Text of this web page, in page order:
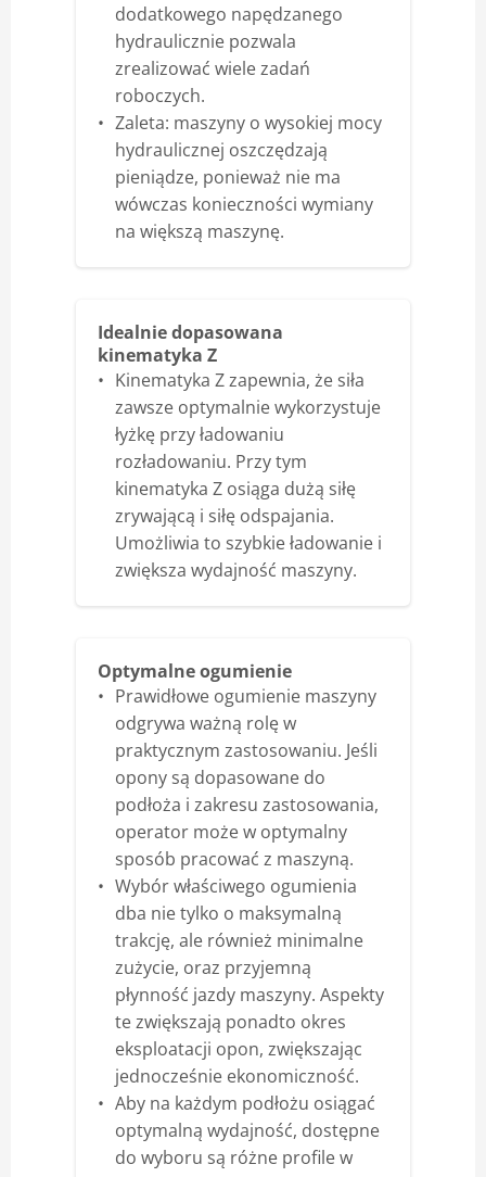
dodatkowego napędzanego
hydraulicznie pozwala
zrealizować wiele zadań
roboczych.
Zaleta: maszyny o wysokiej mocy
hydraulicznej oszczędzają
pieniądze, ponieważ nie ma
wówczas konieczności wymiany
na większą maszynę.
Idealnie dopasowana
kinematyka Z
Kinematyka Z zapewnia, że siła
zawsze optymalnie wykorzystuje
łyżkę przy ładowaniu
rozładowaniu. Przy tym
kinematyka Z osiąga dużą siłę
zrywającą i siłę odspajania.
Umożliwia to szybkie ładowanie i
zwiększa wydajność maszyny.
Optymalne ogumienie
Prawidłowe ogumienie maszyny
odgrywa ważną rolę w
praktycznym zastosowaniu. Jeśli
opony są dopasowane do
podłoża i zakresu zastosowania,
operator może w optymalny
sposób pracować z maszyną.
Wybór właściwego ogumienia
dba nie tylko o maksymalną
trakcję, ale również minimalne
zużycie, oraz przyjemną
płynność jazdy maszyny. Aspekty
te zwiększają ponadto okres
eksploatacji opon, zwiększając
jednocześnie ekonomiczność.
Aby na każdym podłożu osiągać
optymalną wydajność, dostępne
do wyboru są różne profile w